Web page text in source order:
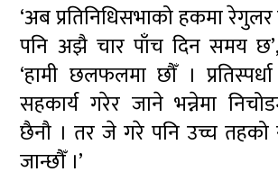
‘अब प्रतिनिधिसभाको हकमा
पनि अझै चार पाँच दिन समय
‘हामी छलफलमा छौँ ।
सहकार्य गरेर जाने भन्नेमा
छैनौ । तर जे गरे पनि उच्च तहको
जान्छौँ ।’